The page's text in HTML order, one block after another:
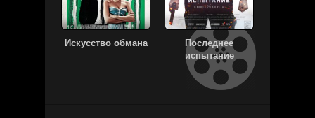
Искусство обмана
Последнее
испытание